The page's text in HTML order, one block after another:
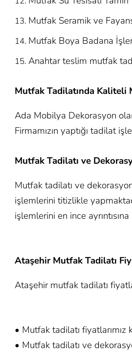
Mutfak Seramik ve
Mutfak Boya Badana
Anahtar teslim mutfak
Mutfak Tadilatında Kaliteli
Ada Mobilya Dekorasyon
Firmamızın yaptığı tadilat
Mutfak Tadilatı ve
Mutfak tadilatı ve
işlemlerini titizlikle
işlemlerini en ince
Ataşehir Mutfak Tadilatı
Ataşehir mutfak tadilatı
• Mutfak tadilatı
• Mutfak tadilatı ve